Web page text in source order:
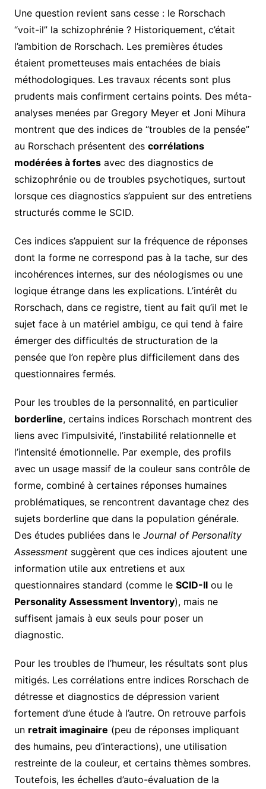
Une question revient sans cesse : le Rorschach
“voit-il” la schizophrénie ? Historiquement, c’était
l’ambition de Rorschach. Les premières études
étaient prometteuses mais entachées de biais
méthodologiques. Les travaux récents sont plus
prudents mais confirment certains points. Des méta-
analyses menées par Gregory Meyer et Joni Mihura
montrent que des indices de “troubles de la pensée”
au Rorschach présentent des corrélations
modérées à fortesavec des diagnostics de
schizophrénie ou de troubles psychotiques, surtout
lorsque ces diagnostics s’appuient sur des entretiens
structurés comme le SCID.
Ces indices s’appuient sur la fréquence de réponses
dont la forme ne correspond pas à la tache, sur des
incohérences internes, sur des néologismes ou une
logique étrange dans les explications. L’intérêt du
Rorschach, dans ce registre, tient au fait qu’il met le
sujet face à un matériel ambigu, ce qui tend à faire
émerger des difficultés de structuration de la
pensée que l’on repère plus difficilement dans des
questionnaires fermés.
Pour les troubles de la personnalité, en particulier
borderline, certains indices Rorschach montrent des
liens avec l’impulsivité, l’instabilité relationnelle et
l’intensité émotionnelle. Par exemple, des profils
avec un usage massif de la couleur sans contrôle de
forme, combiné à certaines réponses humaines
problématiques, se rencontrent davantage chez des
sujets borderline que dans la population générale.
Des études publiées dans le Journal of Personality
Assessmentsuggèrent que ces indices ajoutent une
information utile aux entretiens et aux
questionnaires standard (comme le SCID-IIou le
Personality Assessment Inventory), mais ne
suffisent jamais à eux seuls pour poser un
diagnostic.
Pour les troubles de l’humeur, les résultats sont plus
mitigés. Les corrélations entre indices Rorschach de
détresse et diagnostics de dépression varient
fortement d’une étude à l’autre. On retrouve parfois
un retrait imaginaire (peu de réponses impliquant
des humains, peu d’interactions), une utilisation
restreinte de la couleur, et certains thèmes sombres.
Toutefois, les échelles d’auto-évaluation de la